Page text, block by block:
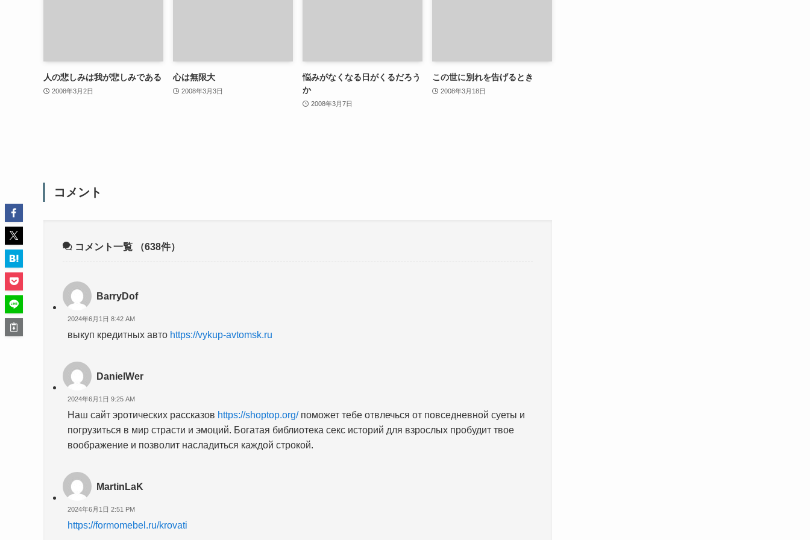
人の悲しみは我が悲しみである
2008年3月2日
心は無限大
2008年3月3日
悩みがなくなる日がくるだろう
か
2008年3月7日
この世に別れを告げるとき
2008年3月18日
コメント
コメント一覧 （638件）
BarryDof
2024年6月1日 8:42 AM
выкуп кредитных авто https://vykup-avtomsk.ru
DanielWer
2024年6月1日 9:25 AM
Наш сайт эротических рассказов https://shoptop.org/поможет тебе отвлечься от повседневной суеты и
погрузиться в мир страсти и эмоций. Богатая библиотека секс историй для взрослых пробудит твое
воображение и позволит насладиться каждой строкой.
MartinLaK
2024年6月1日 2:51 PM
https://formomebel.ru/krovati